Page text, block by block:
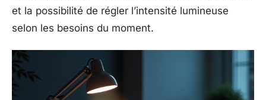
et la possibilité de régler l’intensité lumineuse
selon les besoins du moment.